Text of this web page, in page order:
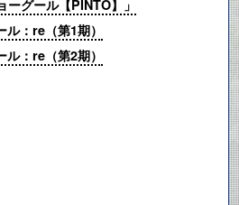
グール【PINTO】」
：re（第1期）
：re（第2期）